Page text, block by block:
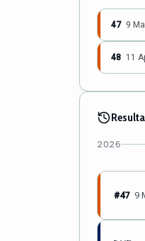
47 9
48 11
2026
#47 9